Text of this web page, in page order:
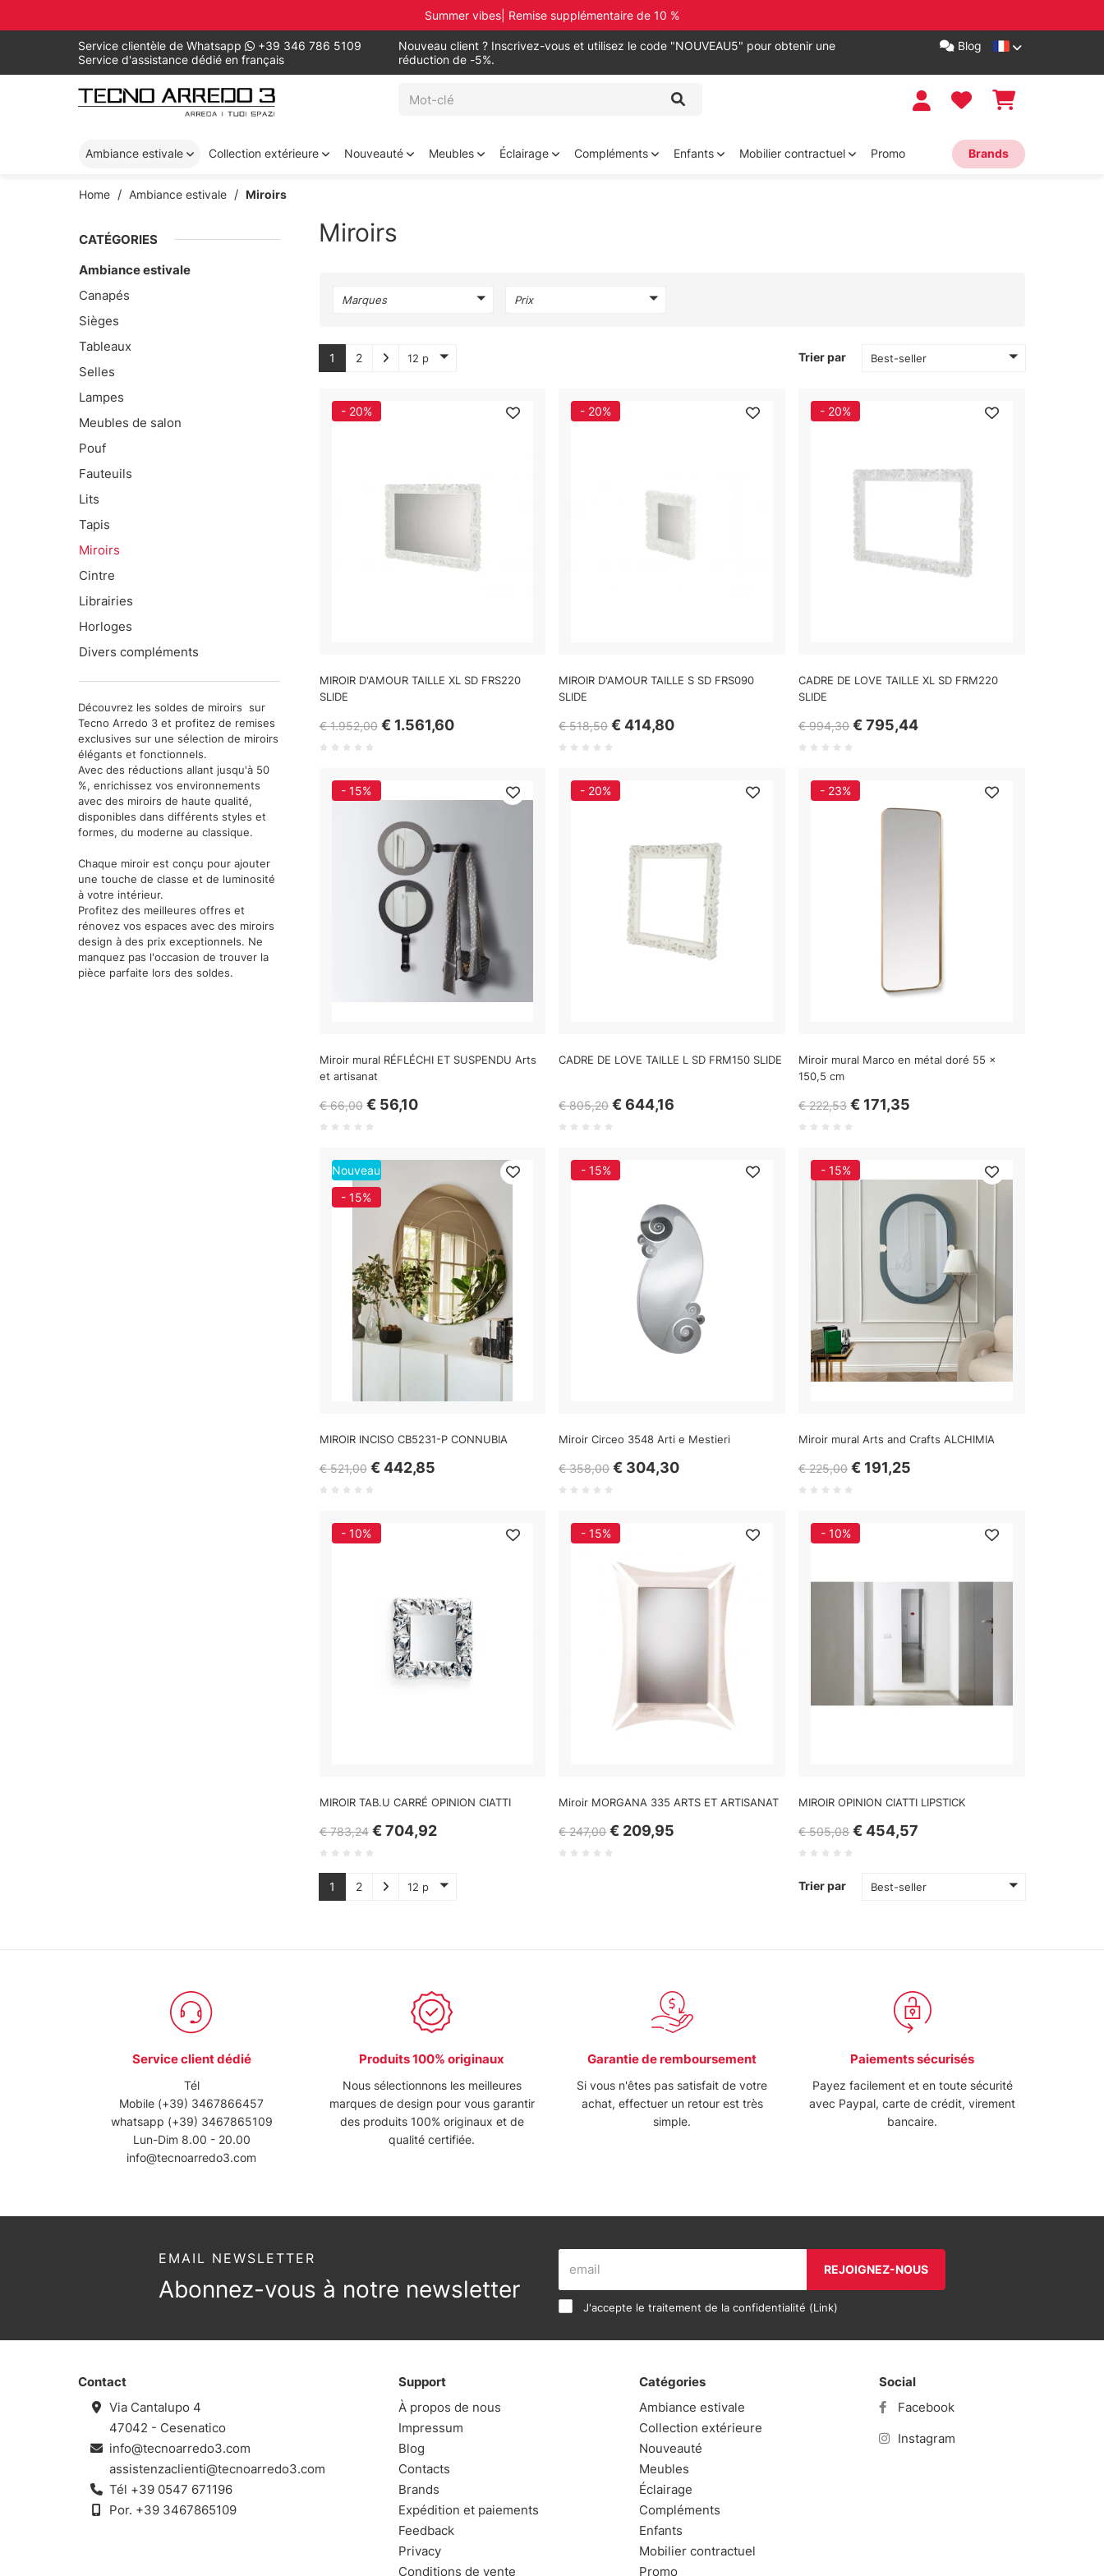
Summer vibes| Remise supplémentaire de 10 %
Service clientèle de Whatsapp
+39 346 786 5109
Service d'assistance dédié en français
Nouveau client ? Inscrivez-vous et utilisez le code "NOUVEAU5" pour obtenir une
réduction de -5%.
Blog
Ambiance estivale Collection extérieure Nouveauté Meubles Éclairage Compléments Enfants Mobilier contractuel Promo Brands
Home Ambiance estivale Miroirs
CATÉGORIES
Ambiance estivale
Canapés
Sièges
Tableaux
Selles
Lampes
Meubles de salon
Pouf
Fauteuils
Lits
Tapis
Miroirs
Cintre
Librairies
Horloges
Divers compléments
Découvrez les soldes de miroirs sur
Tecno Arredo 3 et profitez de remises
exclusives sur une sélection de miroirs
élégants et fonctionnels.
Avec des réductions allant jusqu'à 50
%, enrichissez vos environnements
avec des miroirs de haute qualité,
disponibles dans différents styles et
formes, du moderne au classique.
Chaque miroir est conçu pour ajouter
une touche de classe et de luminosité
à votre intérieur.
Profitez des meilleures offres et
rénovez vos espaces avec des miroirs
design à des prix exceptionnels. Ne
manquez pas l'occasion de trouver la
pièce parfaite lors des soldes.
Miroirs
Marques Prix
1 2 12 p Trier par Best-seller
- 20%
MIROIR D'AMOUR TAILLE XL SD FRS220
SLIDE
€ 1.952,00 € 1.561,60
- 20%
MIROIR D'AMOUR TAILLE S SD FRS090
SLIDE
€ 518,50 € 414,80
- 20%
CADRE DE LOVE TAILLE XL SD FRM220
SLIDE
€ 994,30 € 795,44
- 15%
Miroir mural RÉFLÉCHI ET SUSPENDU Arts
et artisanat
€ 66,00 € 56,10
- 20%
CADRE DE LOVE TAILLE L SD FRM150 SLIDE
€ 805,20 € 644,16
- 23%
Miroir mural Marco en métal doré 55 x
150,5 cm
€ 222,53 € 171,35
Nouveau
- 15%
MIROIR INCISO CB5231-P CONNUBIA
€ 521,00 € 442,85
- 15%
Miroir Circeo 3548 Arti e Mestieri
€ 358,00 € 304,30
- 15%
Miroir mural Arts and Crafts ALCHIMIA
€ 225,00 € 191,25
- 10%
MIROIR TAB.U CARRÉ OPINION CIATTI
€ 783,24 € 704,92
- 15%
Miroir MORGANA 335 ARTS ET ARTISANAT
€ 247,00 € 209,95
- 10%
MIROIR OPINION CIATTI LIPSTICK
€ 505,08 € 454,57
1 2 12 p Trier par Best-seller
Service client dédié
Tél
Mobile (+39) 3467866457
whatsapp (+39) 3467865109
Lun-Dim 8.00 - 20.00
info@tecnoarredo3.com
Produits 100% originaux
Nous sélectionnons les meilleures
marques de design pour vous garantir
des produits 100% originaux et de
qualité certifiée.
Garantie de remboursement
Si vous n'êtes pas satisfait de votre
achat, effectuer un retour est très
simple.
Paiements sécurisés
Payez facilement et en toute sécurité
avec Paypal, carte de crédit, virement
bancaire.
EMAIL NEWSLETTER
Abonnez-vous à notre newsletter
REJOIGNEZ-NOUS
J'accepte le traitement de la confidentialité (Link)
Contact
Via Cantalupo 4
47042 - Cesenatico
info@tecnoarredo3.com
assistenzaclienti@tecnoarredo3.com
Tél +39 0547 671196
Por. +39 3467865109
Support
À propos de nous
Impressum
Blog
Contacts
Brands
Expédition et paiements
Feedback
Privacy
Conditions de vente
Catégories
Ambiance estivale
Collection extérieure
Nouveauté
Meubles
Éclairage
Compléments
Enfants
Mobilier contractuel
Promo
Social
Facebook
Instagram